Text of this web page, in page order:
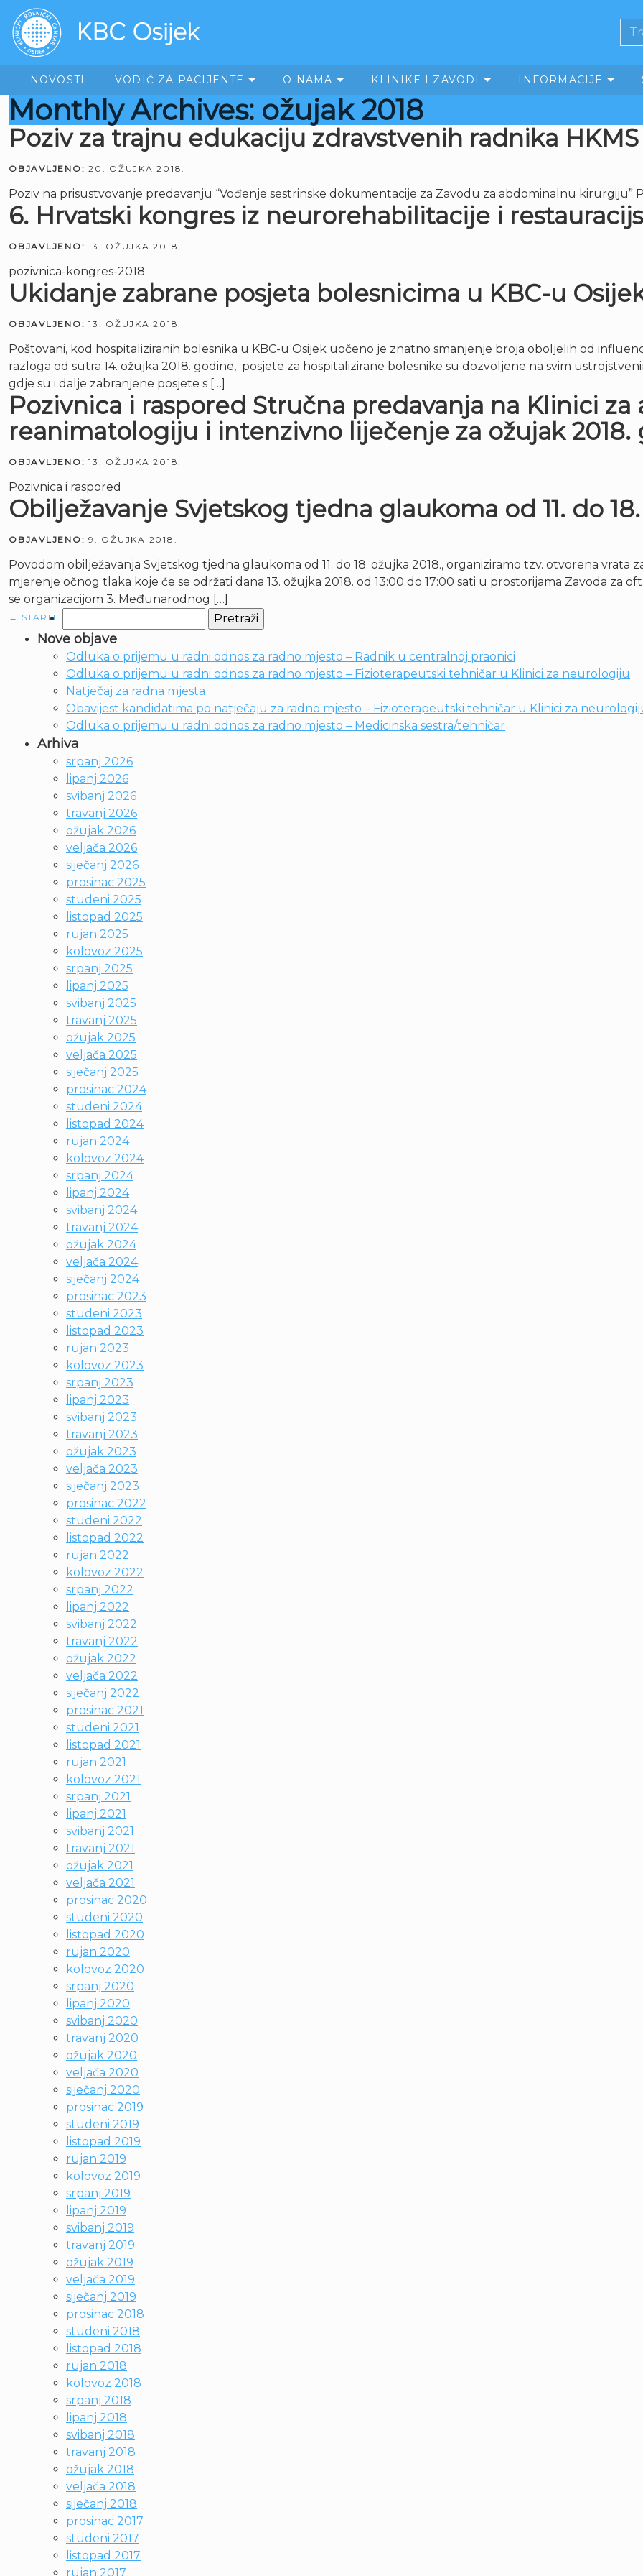
NOVOSTI VODIČ ZA PACIJENTE O NAMA KLINIKE I ZAVODI INFORMACIJE
Monthly Archives: ožujak 2018
Poziv za trajnu edukaciju zdravstvenih radnika HKMS
OBJAVLJENO: 20. OŽUJKA 2018.
Poziv na prisustvovanje predavanju “Vođenje sestrinske dokumentacije za Zavodu za abdominalnu kirurgiju”
6. Hrvatski kongres iz neurorehabilitacije i
OBJAVLJENO: 13. OŽUJKA 2018.
pozivnica-kongres-2018
Ukidanje zabrane posjeta bolesnicima u KBC-u
OBJAVLJENO: 13. OŽUJKA 2018.
Poštovani, kod hospitaliziranih bolesnika u KBC-u Osijek uočeno je znatno smanjenje broja oboljelih od
razloga od sutra 14. ožujka 2018. godine, posjete za hospitalizirane bolesnike su dozvoljene na svim
gdje su i dalje zabranjene posjete s […]
Pozivnica i raspored Stručna predavanja na Klinici za
reanimatologiju i intenzivno liječenje za ožujak 2018.
OBJAVLJENO: 13. OŽUJKA 2018.
Pozivnica i raspored
Obilježavanje Svjetskog tjedna glaukoma od 11. do
OBJAVLJENO: 9. OŽUJKA 2018.
Povodom obilježavanja Svjetskog tjedna glaukoma od 11. do 18. ožujka 2018., organiziramo tzv. otvorena vrata
mjerenje očnog tlaka koje će se održati dana 13. ožujka 2018. od 13:00 do 17:00 sati u prostorijama Zavoda za
se organizacijom 3. Međunarodnog […]
← STARIJE
Nove objave
Odluka o prijemu u radni odnos za radno mjesto – Radnik u centralnoj praonici
Odluka o prijemu u radni odnos za radno mjesto – Fizioterapeutski tehničar u Klinici za neurologiju
Natječaj za radna mjesta
Obavijest kandidatima po natječaju za radno mjesto – Fizioterapeutski tehničar u Klinici za
Odluka o prijemu u radni odnos za radno mjesto – Medicinska sestra/tehničar
Arhiva
srpanj 2026
lipanj 2026
svibanj 2026
travanj 2026
ožujak 2026
veljača 2026
siječanj 2026
prosinac 2025
studeni 2025
listopad 2025
rujan 2025
kolovoz 2025
srpanj 2025
lipanj 2025
svibanj 2025
travanj 2025
ožujak 2025
veljača 2025
siječanj 2025
prosinac 2024
studeni 2024
listopad 2024
rujan 2024
kolovoz 2024
srpanj 2024
lipanj 2024
svibanj 2024
travanj 2024
ožujak 2024
veljača 2024
siječanj 2024
prosinac 2023
studeni 2023
listopad 2023
rujan 2023
kolovoz 2023
srpanj 2023
lipanj 2023
svibanj 2023
travanj 2023
ožujak 2023
veljača 2023
siječanj 2023
prosinac 2022
studeni 2022
listopad 2022
rujan 2022
kolovoz 2022
srpanj 2022
lipanj 2022
svibanj 2022
travanj 2022
ožujak 2022
veljača 2022
siječanj 2022
prosinac 2021
studeni 2021
listopad 2021
rujan 2021
kolovoz 2021
srpanj 2021
lipanj 2021
svibanj 2021
travanj 2021
ožujak 2021
veljača 2021
prosinac 2020
studeni 2020
listopad 2020
rujan 2020
kolovoz 2020
srpanj 2020
lipanj 2020
svibanj 2020
travanj 2020
ožujak 2020
veljača 2020
siječanj 2020
prosinac 2019
studeni 2019
listopad 2019
rujan 2019
kolovoz 2019
srpanj 2019
lipanj 2019
svibanj 2019
travanj 2019
ožujak 2019
veljača 2019
siječanj 2019
prosinac 2018
studeni 2018
listopad 2018
rujan 2018
kolovoz 2018
srpanj 2018
lipanj 2018
svibanj 2018
travanj 2018
ožujak 2018
veljača 2018
siječanj 2018
prosinac 2017
studeni 2017
listopad 2017
rujan 2017